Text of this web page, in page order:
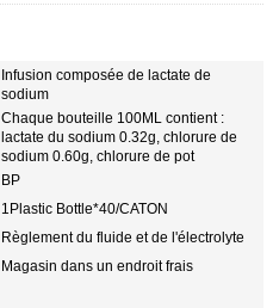
Infusion composée de lactate de
sodium
Chaque bouteille 100ML contient :
lactate du sodium 0.32g, chlorure de
sodium 0.60g, chlorure de pot
BP
1Plastic Bottle*40/CATON
Règlement du fluide et de l'électrolyte
Magasin dans un endroit frais